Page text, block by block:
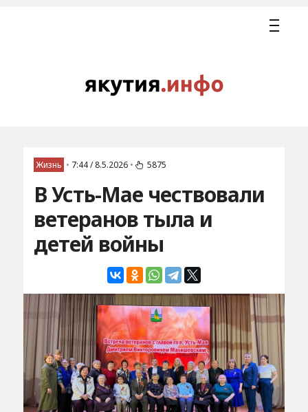
Жизнь • 7:44 / 8.5.2026 • 5875
В Усть-Мае чествовали
ветеранов тыла и
детей войны